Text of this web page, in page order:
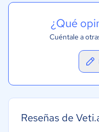
¿Qué
Cuéntale a
Reseñas de